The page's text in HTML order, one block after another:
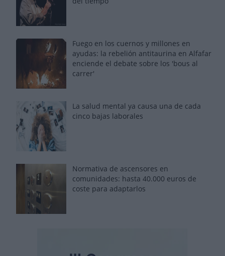
Fuego en los cuernos y millones en
ayudas: la rebelión antitaurina en Alfafar
enciende el debate sobre los 'bous al
carrer'
La salud mental ya causa una de cada
cinco bajas laborales
Normativa de ascensores en
comunidades: hasta 40.000 euros de
coste para adaptarlos